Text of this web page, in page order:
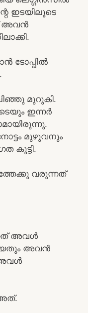
ഇടയിലൂടെ
അവൻ
ടോപ്പിൽ
മുറുകി.
ഇന്നർ
മുഴുവനും
കൂട്ടി.
വരുന്നത്
അവൾ
അവൻ